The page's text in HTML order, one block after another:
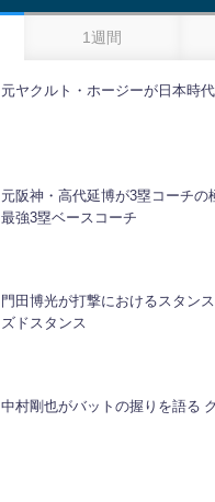
1週間
元ヤクルト・ホージーが日本時
元阪神・高代延博が3塁コーチの
最強3塁ベースコーチ
門田博光が打撃におけるスタン
ズドスタンス
中村剛也がバットの握りを語る